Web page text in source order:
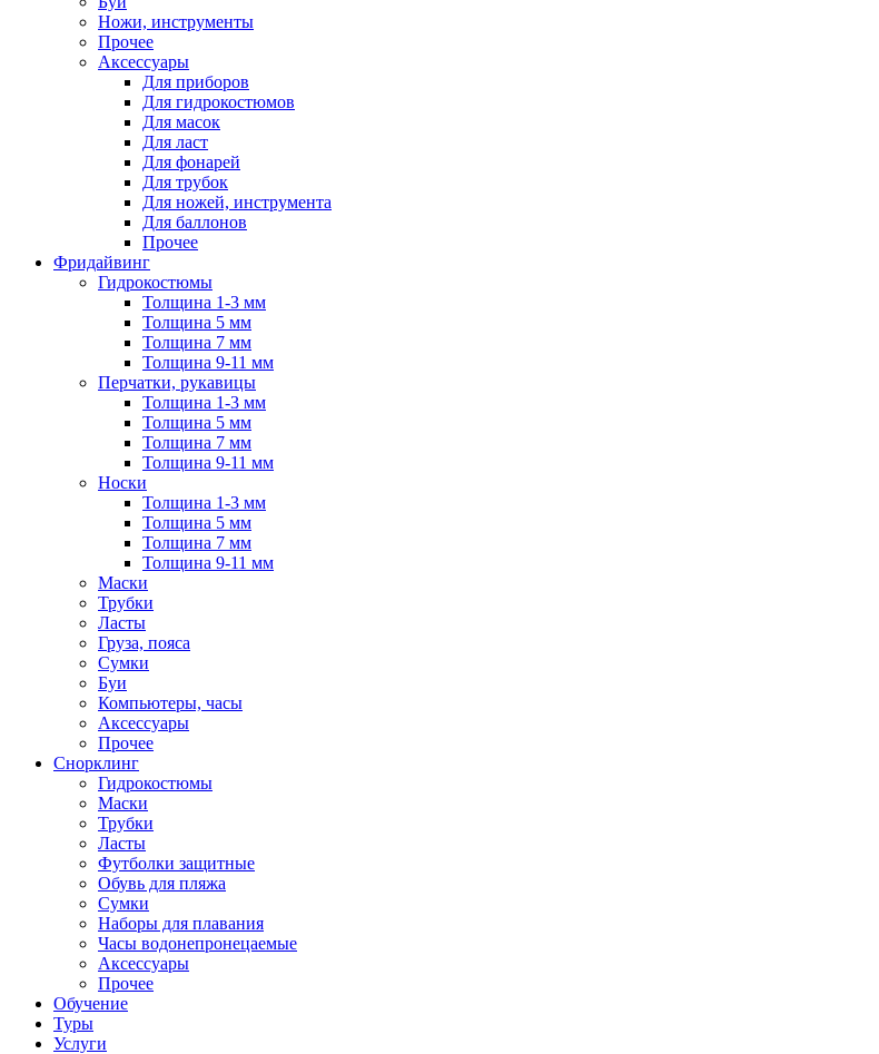
Ножи, инструменты
Прочее
Аксессуары
Для приборов
Для гидрокостюмов
Для масок
Для ласт
Для фонарей
Для трубок
Для ножей, инструмента
Для баллонов
Прочее
Фридайвинг
Гидрокостюмы
Толщина 1-3 мм
Толщина 5 мм
Толщина 7 мм
Толщина 9-11 мм
Перчатки, рукавицы
Толщина 1-3 мм
Толщина 5 мм
Толщина 7 мм
Толщина 9-11 мм
Носки
Толщина 1-3 мм
Толщина 5 мм
Толщина 7 мм
Толщина 9-11 мм
Маски
Трубки
Ласты
Груза, пояса
Сумки
Буи
Компьютеры, часы
Аксессуары
Прочее
Снорклинг
Гидрокостюмы
Маски
Трубки
Ласты
Футболки защитные
Обувь для пляжа
Сумки
Наборы для плавания
Часы водонепронецаемые
Аксессуары
Прочее
Обучение
Туры
Услуги